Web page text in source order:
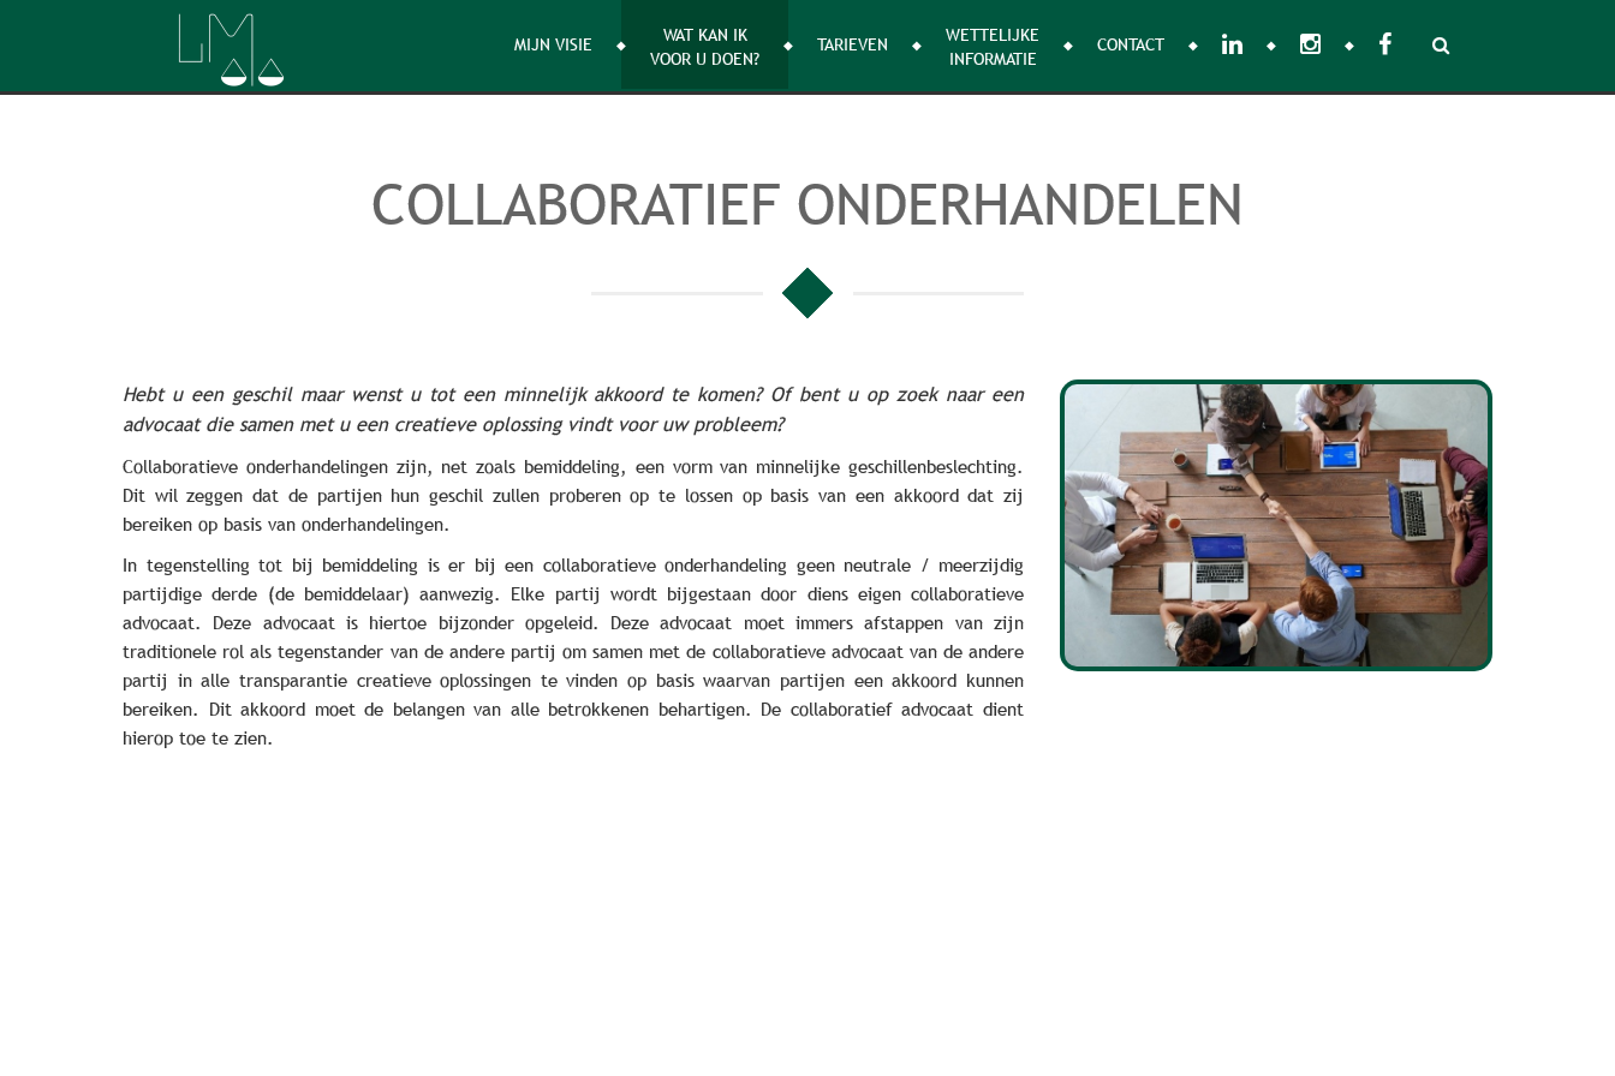
MIJN VISIE
WAT KAN IK
VOOR U DOEN?
TARIEVEN
WETTELIJKE
INFORMATIE
CONTACT
COLLABORATIEF ONDERHANDELEN
Hebt u een geschil maar wenst u tot een minnelijk akkoord te komen? Of bent u op zoek naar een
advocaat die samen met u een creatieve oplossing vindt voor uw probleem?
Collaboratieve onderhandelingen zijn, net zoals bemiddeling, een vorm van minnelijke geschillenbeslechting.
Dit wil zeggen dat de partijen hun geschil zullen proberen op te lossen op basis van een akkoord dat zij
bereiken op basis van onderhandelingen.
In tegenstelling tot bij bemiddeling is er bij een collaboratieve onderhandeling geen neutrale / meerzijdig
partijdige derde (de bemiddelaar) aanwezig. Elke partij wordt bijgestaan door diens eigen collaboratieve
advocaat. Deze advocaat is hiertoe bijzonder opgeleid. Deze advocaat moet immers afstappen van zijn
traditionele rol als tegenstander van de andere partij om samen met de collaboratieve advocaat van de andere
partij in alle transparantie creatieve oplossingen te vinden op basis waarvan partijen een akkoord kunnen
bereiken. Dit akkoord moet de belangen van alle betrokkenen behartigen. De collaboratief advocaat dient
hierop toe te zien.